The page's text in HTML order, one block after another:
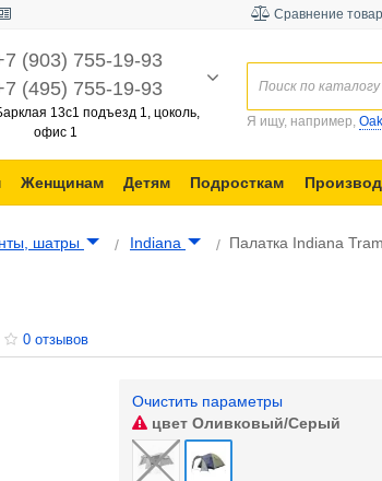
Сравнение
(903) 755-19-93
(495) 755-19-93
13с1 подъезд 1, цоколь,
офис 1
Я ищу, например,
Женщинам Детям Подросткам
шатры Indiana Палатка Indiana
0 отзывов
Очистить параметры
цветОливковый/Серый